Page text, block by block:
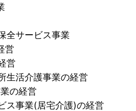
全サービス事業
営
営
生活介護事業の経営
の経営
ス事業(居宅介護)の経営